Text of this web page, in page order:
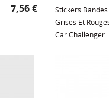
Prix
7,56 €
Stickers
Grises Et
Car Challenger